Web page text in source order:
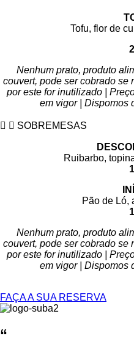
Tofu, flor de
Nenhum prato, produto
couvert, pode ser cobrado se
por este for inutilizado |
em vigor | Dispomos
SOBREMESAS
Ruibarbo,
Pão de Ló,
Nenhum prato, produto
couvert, pode ser cobrado se
por este for inutilizado |
em vigor | Dispomos
FAÇA A SUA RESERVA
“